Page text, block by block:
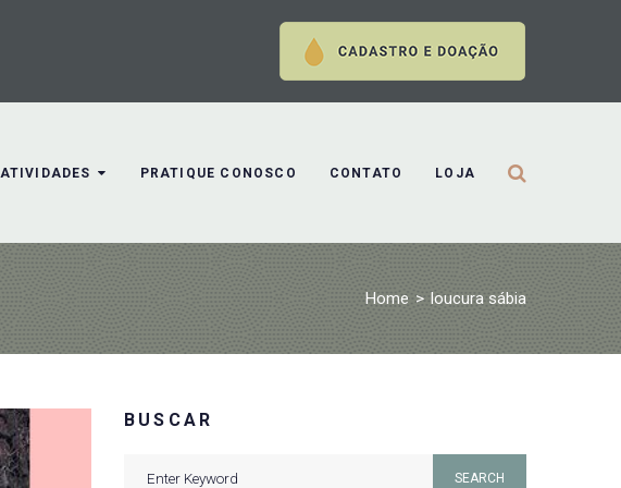
ATIVIDADES PRATIQUE CONOSCO CONTATO LOJA
Home > loucura sábia
BUSCAR
SEARCH